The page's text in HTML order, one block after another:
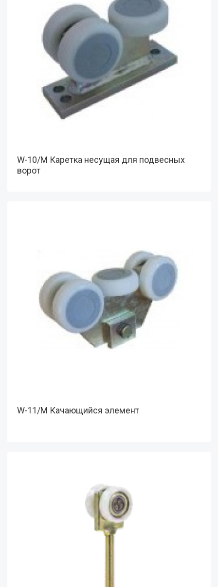
W-10/M Каретка несущая для подвесных
ворот
W-11/M Качающийся элемент